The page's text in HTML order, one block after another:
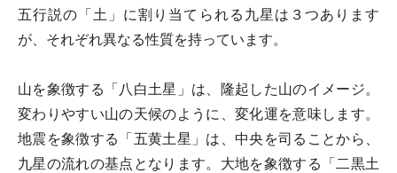
五行説の「土」に割り当てられる九星は３つあります
が、それぞれ異なる性質を持っています。
山を象徴する「八白土星」は、隆起した山のイメージ。
変わりやすい山の天候のように、変化運を意味します。
地震を象徴する「五黄土星」は、中央を司ることから、
九星の流れの基点となります。大地を象徴する「二黒土